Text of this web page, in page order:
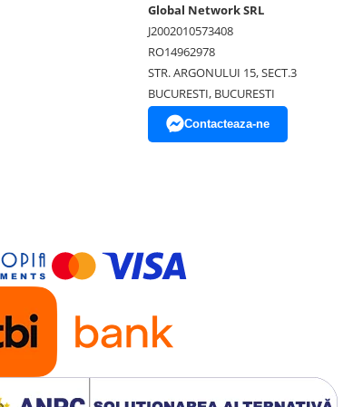
Global Network SRL
J2002010573408
RO14962978
STR. ARGONULUI 15, SECT.3
BUCURESTI, BUCURESTI
Contacteaza-ne